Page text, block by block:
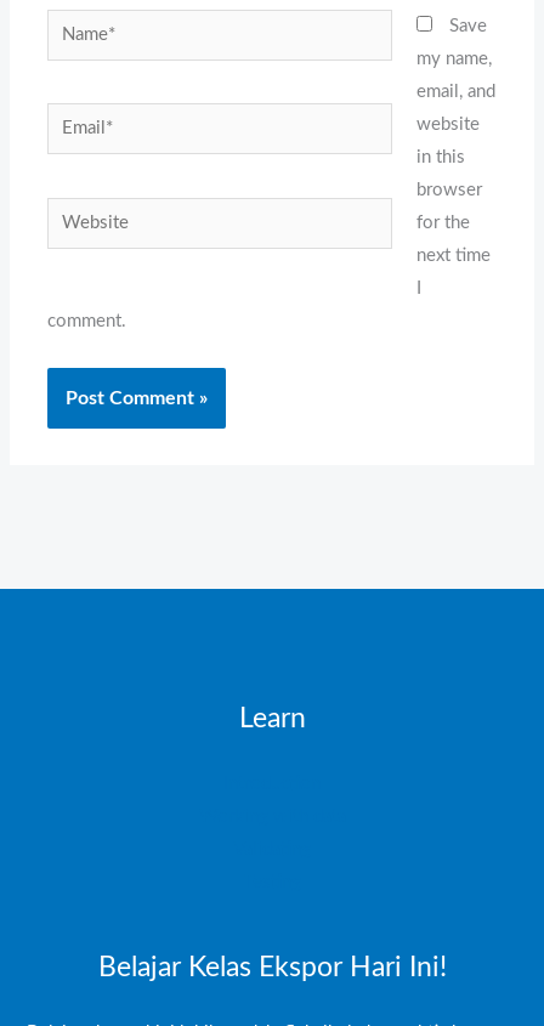
Name*
Email*
Website
Save
my name,
email, and
website
in this
browser
for the
next time
comment.
Learn
Belajar Kelas Ekspor Hari Ini!